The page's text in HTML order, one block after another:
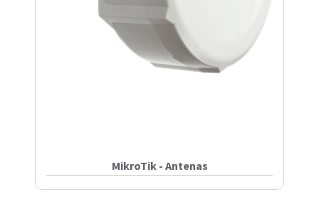
MikroTik - Antenas